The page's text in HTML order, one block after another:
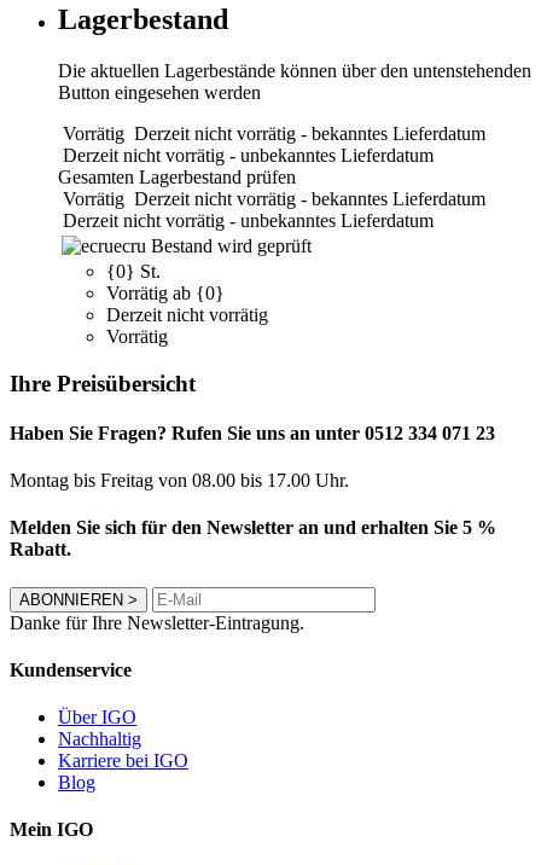
Lagerbestand
Die aktuellen Lagerbestände können über den untenstehenden
Button eingesehen werden
Vorrätig Derzeit nicht vorrätig - bekanntes Lieferdatum
Derzeit nicht vorrätig - unbekanntes Lieferdatum
Gesamten Lagerbestand prüfen
Vorrätig Derzeit nicht vorrätig - bekanntes Lieferdatum
Derzeit nicht vorrätig - unbekanntes Lieferdatum
ecru Bestand wird geprüft
{0} St.
Vorrätig ab {0}
Derzeit nicht vorrätig
Vorrätig
Ihre Preisübersicht
Haben Sie Fragen? Rufen Sie uns an unter 0512 334 071 23
Montag bis Freitag von 08.00 bis 17.00 Uhr.
Melden Sie sich für den Newsletter an und erhalten Sie 5 %
Rabatt.
ABONNIEREN >
Danke für Ihre Newsletter-Eintragung.
Kundenservice
Über IGO
Nachhaltig
Karriere bei IGO
Blog
Mein IGO